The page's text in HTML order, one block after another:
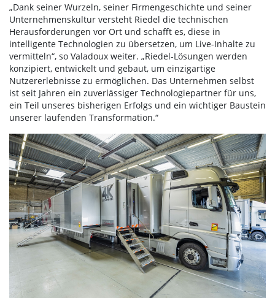
„Dank seiner Wurzeln, seiner Firmengeschichte und seiner
Unternehmenskultur versteht Riedel die technischen
Herausforderungen vor Ort und schafft es, diese in
intelligente Technologien zu übersetzen, um Live-Inhalte zu
vermitteln“, so Valadoux weiter. „Riedel-Lösungen werden
konzipiert, entwickelt und gebaut, um einzigartige
Nutzererlebnisse zu ermöglichen. Das Unternehmen selbst
ist seit Jahren ein zuverlässiger Technologiepartner für uns,
ein Teil unseres bisherigen Erfolgs und ein wichtiger Baustein
unserer laufenden Transformation.“